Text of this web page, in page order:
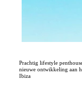
Prachtig lifestyle
nieuwe ontwikkeling aan
Ibiza